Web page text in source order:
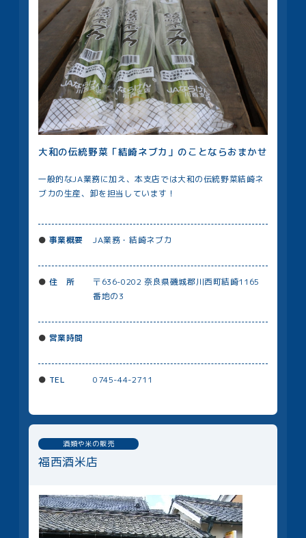
大和の伝統野菜「結崎ネブカ」のことならおまかせ
一般的なJA業務に加え、本支店では大和の伝統野菜結崎ネ
ブカの生産、卸を担当しています！
事業概要 JA業務・結崎ネブカ
住 所
〒636-0202 奈良県磯城郡川⻄町結崎1165
番地の3
営業時間
TEL 0745-44-2711
福西酒米店
酒類や米の販売